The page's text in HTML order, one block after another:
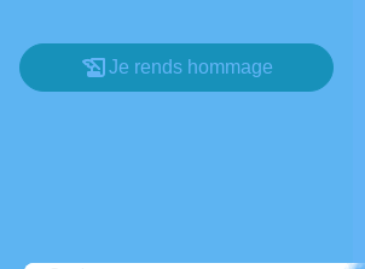
Je rends hommage